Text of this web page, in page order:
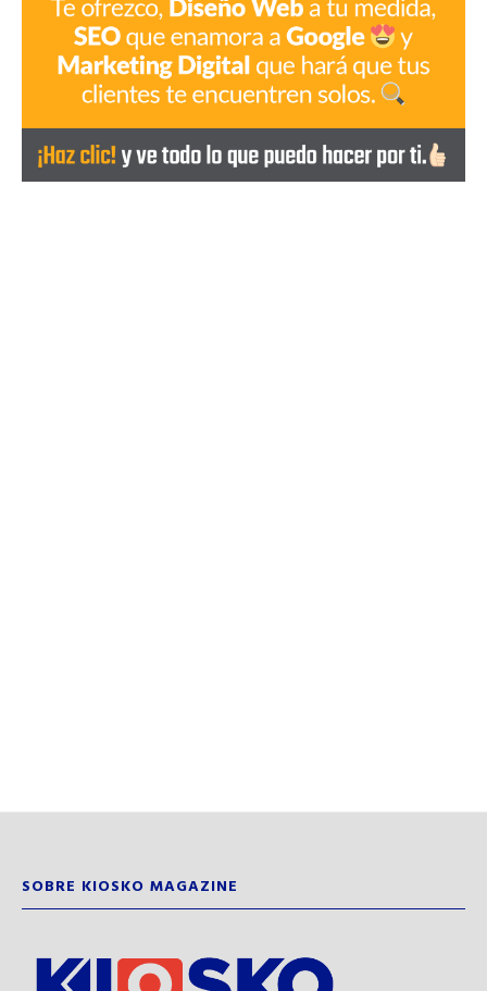
SOBRE KIOSKO MAGAZINE